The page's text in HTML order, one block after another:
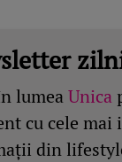
lumeaUnica
cu cele mai
din